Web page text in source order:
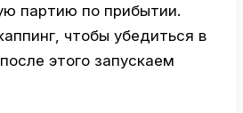
партию по прибытии.
чтобы убедиться в
этого запускаем